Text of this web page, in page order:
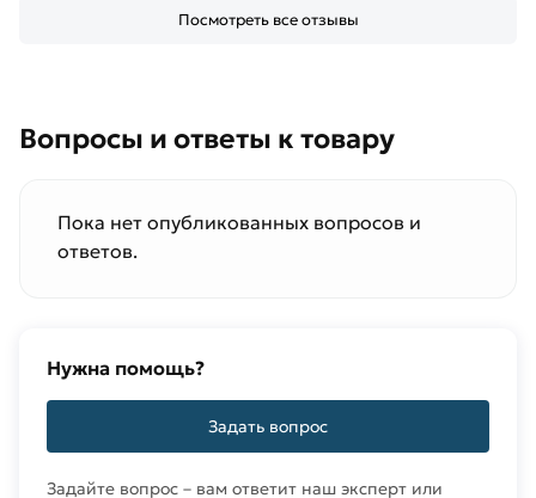
Посмотреть все отзывы
Вопросы и ответы к товару
Пока нет опубликованных вопросов и
ответов.
Нужна помощь?
Задать вопрос
Задайте вопрос – вам ответит наш эксперт или